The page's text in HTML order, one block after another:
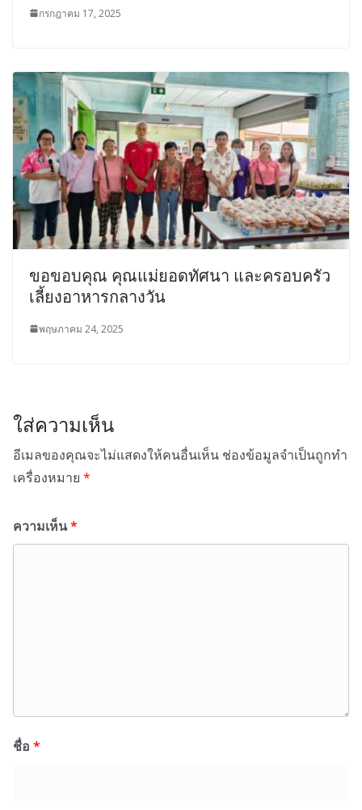
กรกฎาคม 17, 2025
ขอขอบคุณ คุณแม่ยอดทัศนา และครอบครัว
เลี้ยงอาหารกลางวัน
พฤษภาคม 24, 2025
ใส่ความเห็น
อีเมลของคุณจะไม่แสดงให้คนอื่นเห็น ช่องข้อมูลจำเป็นถูกทำ
เครื่องหมาย *
ความเห็น*
ชื่อ *